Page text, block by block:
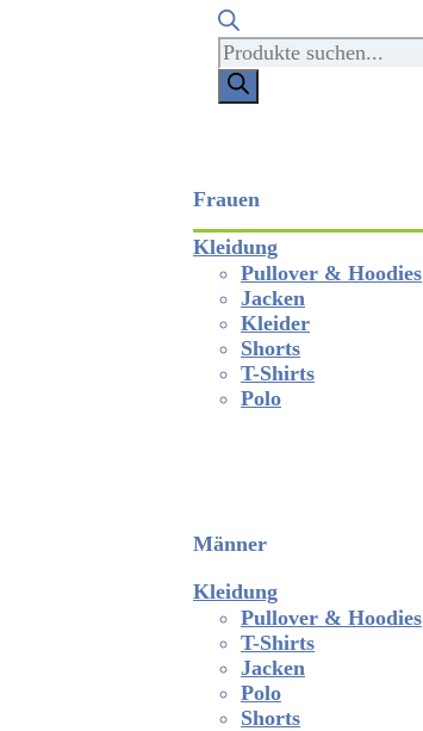
Products
search
Frauen
Kleidung
Pullover & Hoodies
Jacken
Kleider
Shorts
T-Shirts
Polo
Männer
Kleidung
Pullover & Hoodies
T-Shirts
Jacken
Polo
Shorts